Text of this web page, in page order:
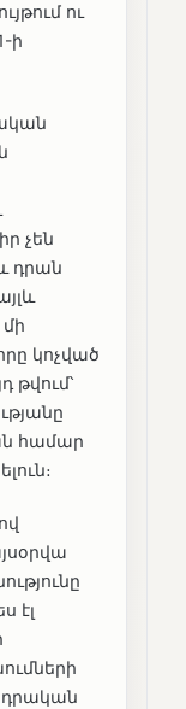
ու
ի
չեն
դրան
կոչված
թվում՝
համար
էլ